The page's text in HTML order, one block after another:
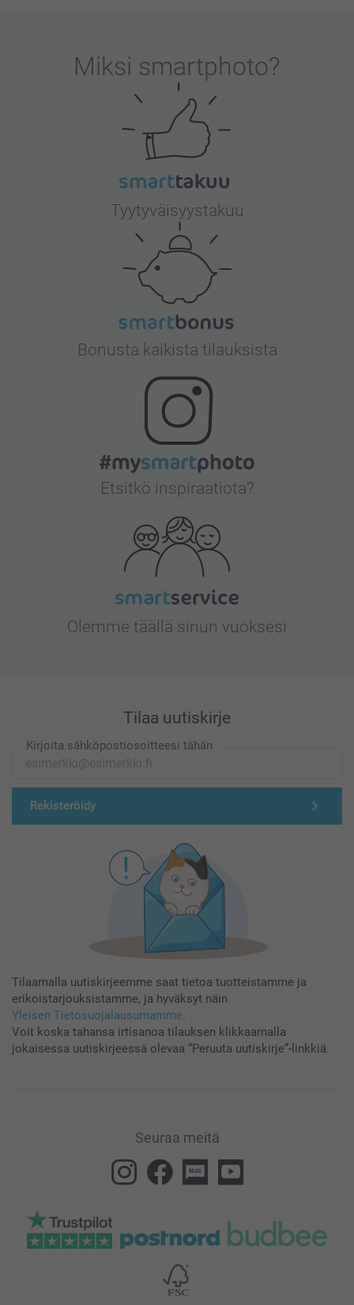
Miksi smartphoto?
Tyytyväisyystakuu
Bonusta kaikista tilauksista
Etsitkö inspiraatiota?
Olemme täällä sinun vuoksesi
Tilaa uutiskirje
Kirjoita sähköpostiosoitteesi tähän
Rekisteröidy
Tilaamalla uutiskirjeemme saat tietoa tuotteistamme ja
erikoistarjouksistamme, ja hyväksyt näin
Yleisen Tietosuojalausumamme.
Voit koska tahansa irtisanoa tilauksen klikkaamalla
jokaisessa uutiskirjeessä olevaa “Peruuta uutiskirje”-linkkiä.
Seuraa meitä